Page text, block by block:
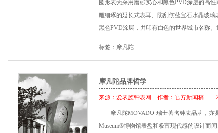
遗。而女款瑞红博物馆自动镶钻腕表则是一
经典 的设计理念，简洁的圆形表壳缀以78颗
字，精纯不锈钢表链搭配蝴蝶式表扣，温柔
互相配合、互相映衬，就如两个亲密无间的
链机械机芯；25钻，39小时动力储存；特别
Museum®博物馆珍藏型表盘，带旋转圆环日
口；银色皇太子指针；12时位置为经典的凹
不锈钢表壳。平面抗磨损蓝宝石水晶表镜。
带：精纯不锈钢表带，搭配7排高抛光链节；
凡陀标志性凹面太阳圆点搭配出强烈的视觉
表，以全新方式探索简洁设计之美，防水深
表盘： 白色珍珠母贝表盘，饰有9颗美钻时标
表盘设有11个银色柱形时标；男女表款均搭
折叠式表扣。 规格： 女款（30毫米） 男款（
的生活方式各有不同，情人间无时无刻的陪
钻，39小时动力储存；特别设计的红“M”形
型表盘，带旋转圆环日期显示；6时位置设有
12时位置为经典的凹面太阳圆点设计；红色
损蓝宝石水晶表镜。蓝宝石水晶表后盖。防
资料（女款）： 机芯：镶有25颗宝石的
盘，带有Movado红色的 “M”形标志。 表盘：
置为经典的凹面太阳圆点设计，红色刻字。
(（0.431克拉），平面抗刮伤蓝宝石水晶表
纯不锈钢砖条型表链，搭配按钮式蝴蝶型表
设计，实心精纯不锈钢链节；或双色精纯不
蝴蝶式折叠表扣。 规格： 女款（26.5毫米）
圆形表壳采用磨砂实心和黑色PVD涂层的高
雕细琢的延长式表耳、防刮伤蓝宝石水晶玻
黑色PVD涂层，并印有白色的世界城市名称
置来跟踪第二时区时间。世界时指示功能由
瑰金色标志性凹面太阳圆点；镶贴玫瑰金色
盘搭配灰色反射圆圈和白色分钟时标；12时
玫瑰金色时针/分针/第二时区时针，带有白色
标签：摩凡陀
摩凡陀品牌哲学
来源： 爱表族钟表网 作者： 官方新闻稿
摩凡陀MOVADO-瑞士著名钟表品牌，
Museum®博物馆表盘和极富现代感的设计而